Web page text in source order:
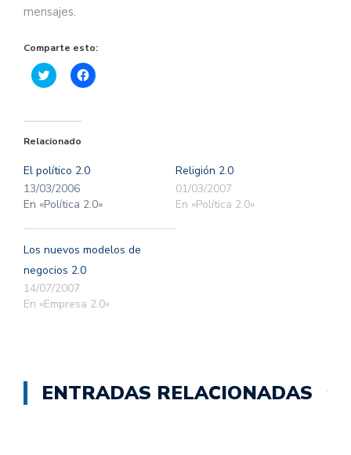
mensajes.
Comparte esto:
Haz
clic
Twitter
abre
una
ventana
nueva)
Haz
clic
Relacionado
El político 2.0
13/03/2006
En «Política 2.0»
Religión 2.0
01/03/2007
En «Política 2.0»
Los nuevos modelos de
negocios 2.0
14/07/2007
En «Empresa 2.0»
ENTRADAS RELACIONADAS